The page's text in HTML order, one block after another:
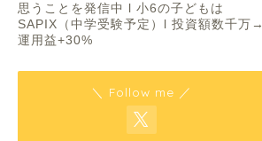
思うことを発信中 l 小6の子どもは
SAPIX（中学受験予定）l 投資額数千万→
運用益+30%
＼ Follow me ／